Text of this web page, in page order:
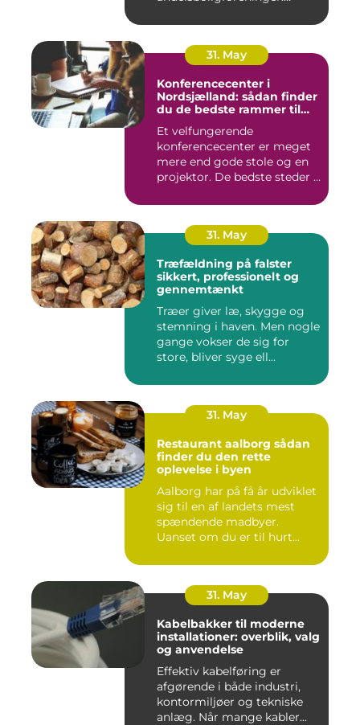
31. May
Konferencecenter i
Nordsjælland: sådan finder
du de bedste rammer til
Et velfungerende
konferencecenter er meget
mere end gode stole og en
projektor. De bedste steder i
31. May
Træfældning på falster
sikkert, professionelt og
gennemtænkt
Træer giver læ, skygge og
stemning i haven. Men nogle
gange vokser de sig for
store, bliver syge ell...
31. May
Restaurant aalborg sådan
finder du den rette
oplevelse i byen
Aalborg har på få år udviklet
sig til en af landets mest
spændende madbyer.
Uanset om du er til hurt...
31. May
Kabelbakker til moderne
installationer: overblik, valg
og anvendelse
Effektiv kabelføring er
afgørende i både industri,
kontormiljøer og tekniske
anlæg. Når mange kabler...